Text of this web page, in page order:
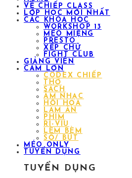
VỀ CHIẾP CLASS
LỚP HỌC MỚI NHẤT
CÁC KHÓA HỌC
WORKSHOP 13
MÉO MIỆNG
PRESTO
XẾP CHỮ
FIGHT CLUB
GIẢNG VIÊN
CÁM LỢN
CODEX CHIẾP
THƠ
SÁCH
ÂM NHẠC
HỘI HỌA
LÀM ĂN
PHIM
RÌ-VIU
LÈM BÈM
SỔ/ BÚT
MÉO ONLY
TUYỂN DỤNG
TUYỂN DỤNG